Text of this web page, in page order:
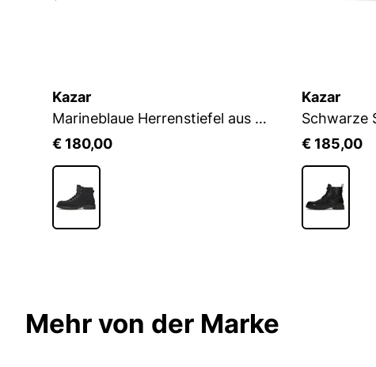
Kazar
Marineblaue Herrenstiefel aus Wildleder
€ 180,00
Kazar
€ 185,00
Mehr von der Marke